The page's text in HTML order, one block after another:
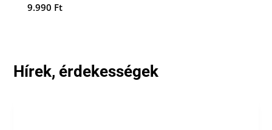
9.990 Ft
Hírek, érdekességek